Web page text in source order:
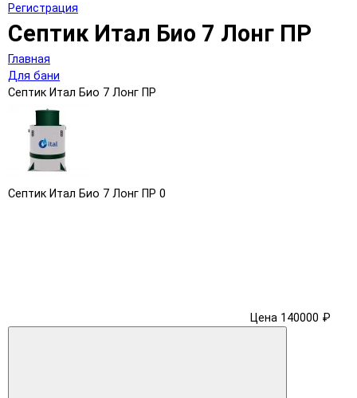
Регистрация
Септик Итал Био 7 Лонг ПР
Главная
Для бани
Септик Итал Био 7 Лонг ПР
Септик Итал Био 7 Лонг ПР 0
Цена 140000 ₽